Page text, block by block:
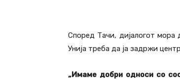
Според Тачи, дијалогот мора
Унија треба да ја задржи
„Имаме добри односи со